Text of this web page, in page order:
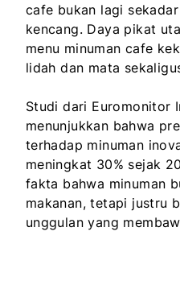
cafe bukan lagi
kencang. Daya pikat
menu minuman cafe
lidah dan mata
Studi dari Euromonitor
menunjukkan bahwa
terhadap minuman
meningkat 30% sejak
fakta bahwa minuman
makanan, tetapi justru
unggulan yang